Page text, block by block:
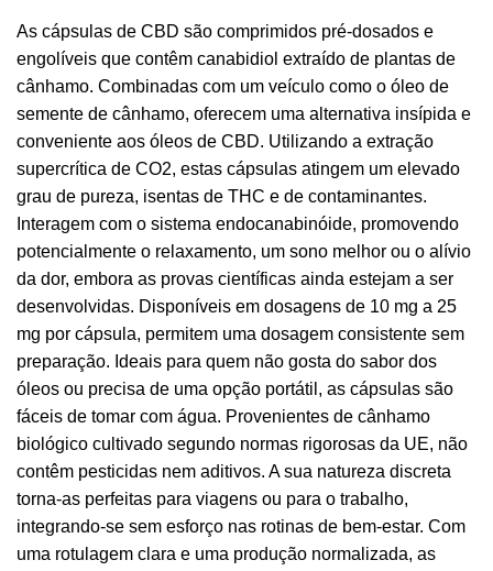
As cápsulas de CBD são comprimidos pré-dosados e
engolíveis que contêm canabidiol extraído de plantas de
cânhamo. Combinadas com um veículo como o óleo de
semente de cânhamo, oferecem uma alternativa insípida e
conveniente aos óleos de CBD. Utilizando a extração
supercrítica de CO2, estas cápsulas atingem um elevado
grau de pureza, isentas de THC e de contaminantes.
Interagem com o sistema endocanabinóide, promovendo
potencialmente o relaxamento, um sono melhor ou o alívio
da dor, embora as provas científicas ainda estejam a ser
desenvolvidas. Disponíveis em dosagens de 10 mg a 25
mg por cápsula, permitem uma dosagem consistente sem
preparação. Ideais para quem não gosta do sabor dos
óleos ou precisa de uma opção portátil, as cápsulas são
fáceis de tomar com água. Provenientes de cânhamo
biológico cultivado segundo normas rigorosas da UE, não
contêm pesticidas nem aditivos. A sua natureza discreta
torna-as perfeitas para viagens ou para o trabalho,
integrando-se sem esforço nas rotinas de bem-estar. Com
uma rotulagem clara e uma produção normalizada, as